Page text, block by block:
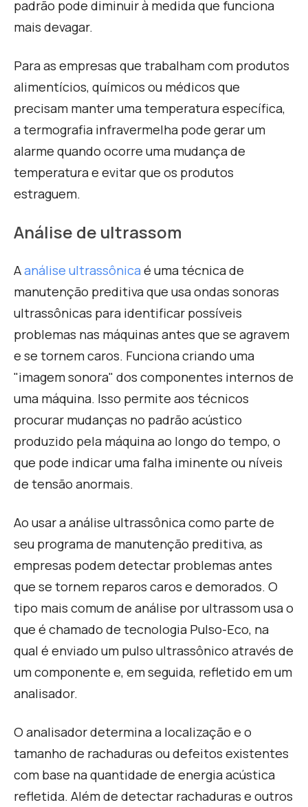
padrão pode diminuir à medida que funciona
mais devagar.
Para as empresas que trabalham com produtos
alimentícios, químicos ou médicos que
precisam manter uma temperatura específica,
a termografia infravermelha pode gerar um
alarme quando ocorre uma mudança de
temperatura e evitar que os produtos
estraguem.
Análise de ultrassom
Aanálise ultrassônica é uma técnica de
manutenção preditiva que usa ondas sonoras
ultrassônicas para identificar possíveis
problemas nas máquinas antes que se agravem
e se tornem caros. Funciona criando uma
"imagem sonora" dos componentes internos de
uma máquina. Isso permite aos técnicos
procurar mudanças no padrão acústico
produzido pela máquina ao longo do tempo, o
que pode indicar uma falha iminente ou níveis
de tensão anormais.
Ao usar a análise ultrassônica como parte de
seu programa de manutenção preditiva, as
empresas podem detectar problemas antes
que se tornem reparos caros e demorados. O
tipo mais comum de análise por ultrassom usa o
que é chamado de tecnologia Pulso-Eco, na
qual é enviado um pulso ultrassônico através de
um componente e, em seguida, refletido em um
analisador.
O analisador determina a localização e o
tamanho de rachaduras ou defeitos existentes
com base na quantidade de energia acústica
refletida. Além de detectar rachaduras e outros